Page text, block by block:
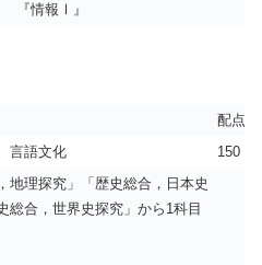
『情報Ⅰ』
配点
言語文化 150
地理探究」「歴史総合，日本史
総合，世界史探究」から1科目